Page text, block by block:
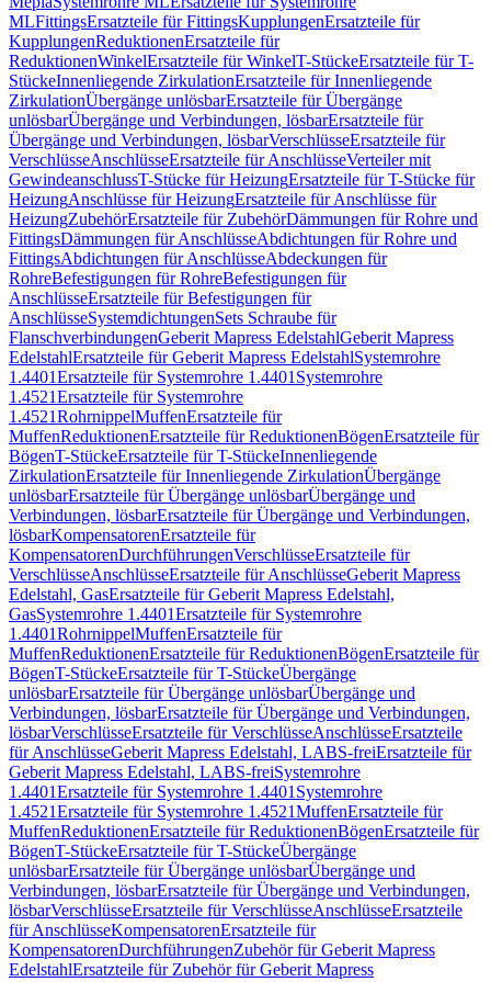
MLFittingsErsatzteile für FittingsKupplungenErsatzteile für
KupplungenReduktionenErsatzteile für
ReduktionenWinkelErsatzteile für WinkelT-StückeErsatzteile für T-
StückeInnenliegende ZirkulationErsatzteile für Innenliegende
ZirkulationÜbergänge unlösbarErsatzteile für Übergänge
unlösbarÜbergänge und Verbindungen, lösbarErsatzteile für
Übergänge und Verbindungen, lösbarVerschlüsseErsatzteile für
VerschlüsseAnschlüsseErsatzteile für AnschlüsseVerteiler mit
GewindeanschlussT-Stücke für HeizungErsatzteile für T-Stücke für
HeizungAnschlüsse für HeizungErsatzteile für Anschlüsse für
HeizungZubehörErsatzteile für ZubehörDämmungen für Rohre und
FittingsDämmungen für AnschlüsseAbdichtungen für Rohre und
FittingsAbdichtungen für AnschlüsseAbdeckungen für
RohreBefestigungen für RohreBefestigungen für
AnschlüsseErsatzteile für Befestigungen für
AnschlüsseSystemdichtungenSets Schraube für
FlanschverbindungenGeberit Mapress EdelstahlGeberit Mapress
EdelstahlErsatzteile für Geberit Mapress EdelstahlSystemrohre
1.4401Ersatzteile für Systemrohre 1.4401 Systemrohre
1.4521Ersatzteile für Systemrohre
1.4521RohrnippelMuffenErsatzteile für
MuffenReduktionenErsatzteile für ReduktionenBögenErsatzteile für
BögenT-StückeErsatzteile für T-StückeInnenliegende
ZirkulationErsatzteile für Innenliegende ZirkulationÜbergänge
unlösbarErsatzteile für Übergänge unlösbarÜbergänge und
Verbindungen, lösbarErsatzteile für Übergänge und Verbindungen,
lösbarKompensatorenErsatzteile für
KompensatorenDurchführungenVerschlüsseErsatzteile für
VerschlüsseAnschlüsseErsatzteile für AnschlüsseGeberit Mapress
Edelstahl, GasErsatzteile für Geberit Mapress Edelstahl,
GasSystemrohre 1.4401Ersatzteile für Systemrohre
1.4401RohrnippelMuffenErsatzteile für
MuffenReduktionenErsatzteile für ReduktionenBögenErsatzteile für
BögenT-StückeErsatzteile für T-StückeÜbergänge
unlösbarErsatzteile für Übergänge unlösbarÜbergänge und
Verbindungen, lösbarErsatzteile für Übergänge und Verbindungen,
lösbarVerschlüsseErsatzteile für VerschlüsseAnschlüsseErsatzteile
für AnschlüsseGeberit Mapress Edelstahl, LABS-freiErsatzteile für
Geberit Mapress Edelstahl, LABS-freiSystemrohre
1.4401Ersatzteile für Systemrohre 1.4401 Systemrohre
1.4521Ersatzteile für Systemrohre 1.4521MuffenErsatzteile für
MuffenReduktionenErsatzteile für ReduktionenBögenErsatzteile für
BögenT-StückeErsatzteile für T-StückeÜbergänge
unlösbarErsatzteile für Übergänge unlösbarÜbergänge und
Verbindungen, lösbarErsatzteile für Übergänge und Verbindungen,
lösbarVerschlüsseErsatzteile für VerschlüsseAnschlüsseErsatzteile
für AnschlüsseKompensatorenErsatzteile für
KompensatorenDurchführungenZubehör für Geberit Mapress
EdelstahlErsatzteile für Zubehör für Geberit Mapress